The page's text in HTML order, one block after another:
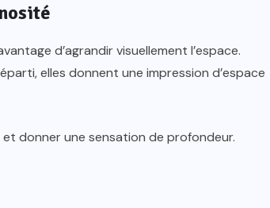
d’agrandir visuellement l’espace.
elles donnent une impression d’espace
donner une sensation de profondeur.